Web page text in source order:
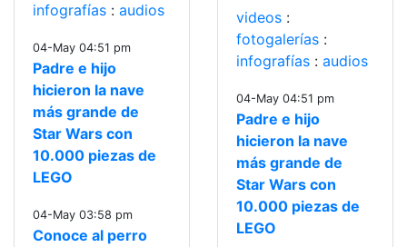
infografías : audios
04-May 04:51 pm
Padre e hijo
hicieron la nave
más grande de
Star Wars con
10.000 piezas de
LEGO
04-May 03:58 pm
Conoce al perro
videos :
fotogalerías :
infografías : audios
04-May 04:51 pm
Padre e hijo
hicieron la nave
más grande de
Star Wars con
10.000 piezas de
LEGO